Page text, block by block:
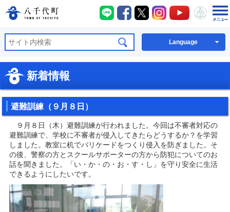
八千代町公式ホームページ
八千代町LINE
八千代町Facebook
八千代町X八千代町Instagram
八千代町
八千
Language
新着情報
避難訓練（９月８日）
９月８日（木）避難訓練が行われました。今回は不審者対応の
避難訓練で、学校に不審者が侵入してきたらどうするか？を学習
しました。教室に机でバリケードをつくり侵入を防ぎました。そ
の後、警察の方とスクールサポーターの方から防犯についてのお
話を聞きました。「い・か・の・お・す・し」を守り安全に生活
できるようにしたいです。